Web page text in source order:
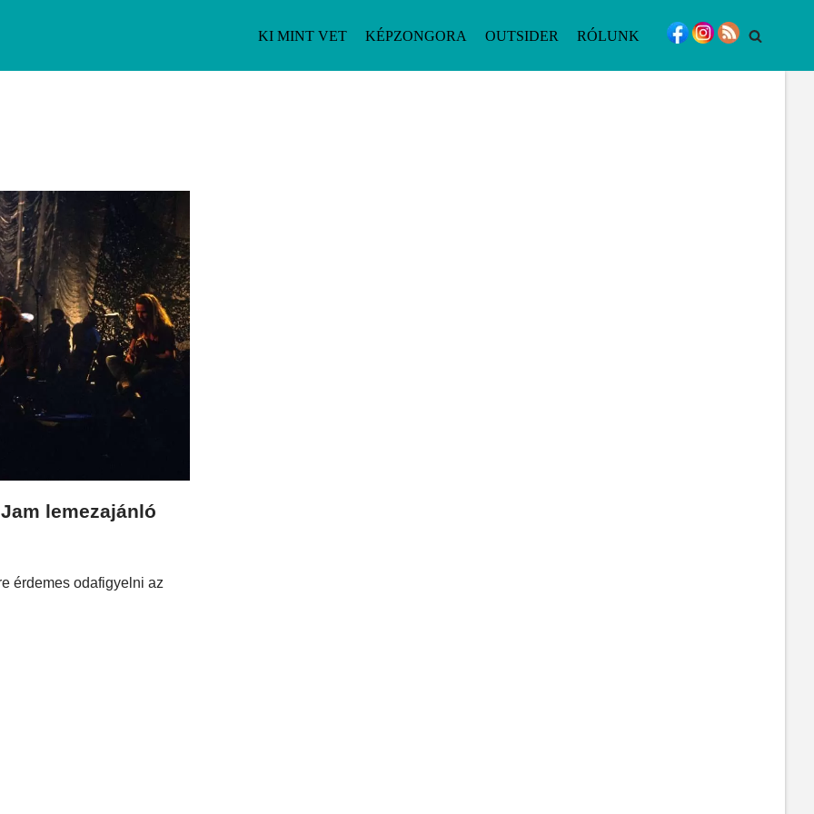
KI MINT VET KÉPZONGORA OUTSIDER RÓLUNK
lemezajánló
érdemes odafigyelni az